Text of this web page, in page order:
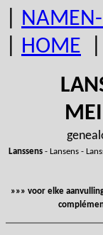
HOME
Lanssens- Lansens -
»»» voor elke